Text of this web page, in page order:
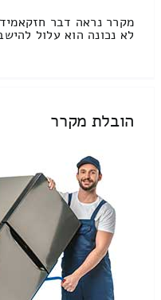
מקרר נראה דבר
לא נכונה הוא עלול
הובלת מקרר